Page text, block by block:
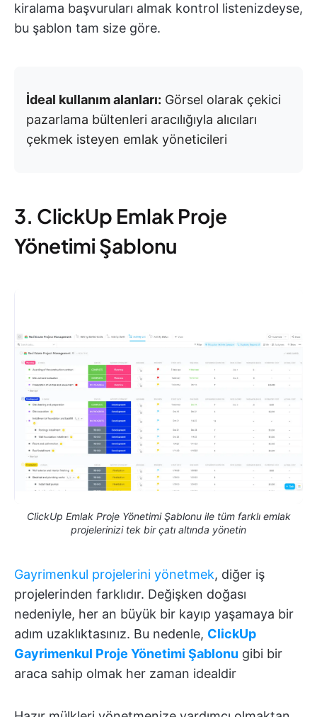
kiralama başvuruları almak kontrol listenizdeyse,
bu şablon tam size göre.
İdeal kullanım alanları: Görsel olarak çekici
pazarlama bültenleri aracılığıyla alıcıları
çekmek isteyen emlak yöneticileri
3. ClickUp Emlak Proje
Yönetimi Şablonu
ClickUp Emlak Proje Yönetimi Şablonu ile tüm farklı emlak
projelerinizi tek bir çatı altında yönetin
Gayrimenkul projelerini yönetmek, diğer iş
projelerinden farklıdır. Değişken doğası
nedeniyle, her an büyük bir kayıp yaşamaya bir
adım uzaklıktasınız. Bu nedenle, ClickUp
Gayrimenkul Proje Yönetimi Şablonu gibi bir
araca sahip olmak her zaman idealdir